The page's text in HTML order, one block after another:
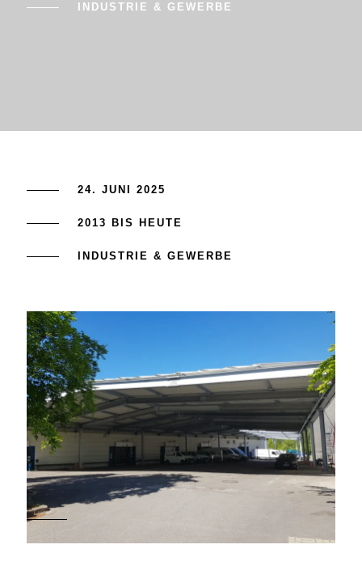
INDUSTRIE & GEWERBE
24. JUNI 2025
2013 BIS HEUTE
INDUSTRIE & GEWERBE